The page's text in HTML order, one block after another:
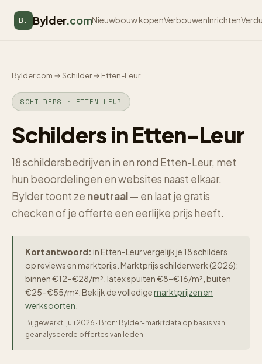
B. Bylder.comNieuwbouw kopenVerbouwenInrichten
Bylder.com →Schilder→ Etten-Leur
SCHILDERS · ETTEN-LEUR
Schilders in Etten-Leur
18 schildersbedrijven in en rond Etten-Leur, met
hun beoordelingen en websites naast elkaar.
Bylder toont ze neutraal— en laat je gratis
checken of je offerte een eerlijke prijs heeft.
Kort antwoord: in Etten-Leur vergelijk je 18 schilders
op reviews en marktprijs. Marktprijs schilderwerk (2026):
binnen €12–€28/m², latex spuiten €8–€16/m², buiten
€25–€55/m². Bekijk de volledigemarktprijzen en
werksoorten
Bijgewerkt: juli 2026 · Bron: Bylder-marktdata op basis van
geanalyseerde offertes van leden.